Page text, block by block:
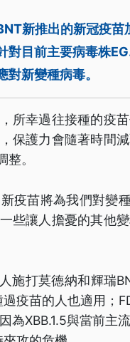
新推出的新冠疫苗
對目前主要病毒株
新變種病毒。
所幸過往接種的疫
保護力會隨著時間
。
疫苗將為我們對變
些讓人擔憂的其他
施打莫德納和輝瑞
疫苗的人也適用；
為XBB.1.5與當前主